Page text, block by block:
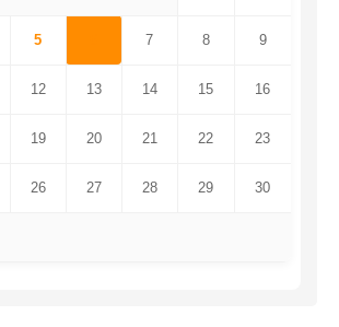
5 7 8 9
12 13 14 15 16
19 20 21 22 23
26 27 28 29 30